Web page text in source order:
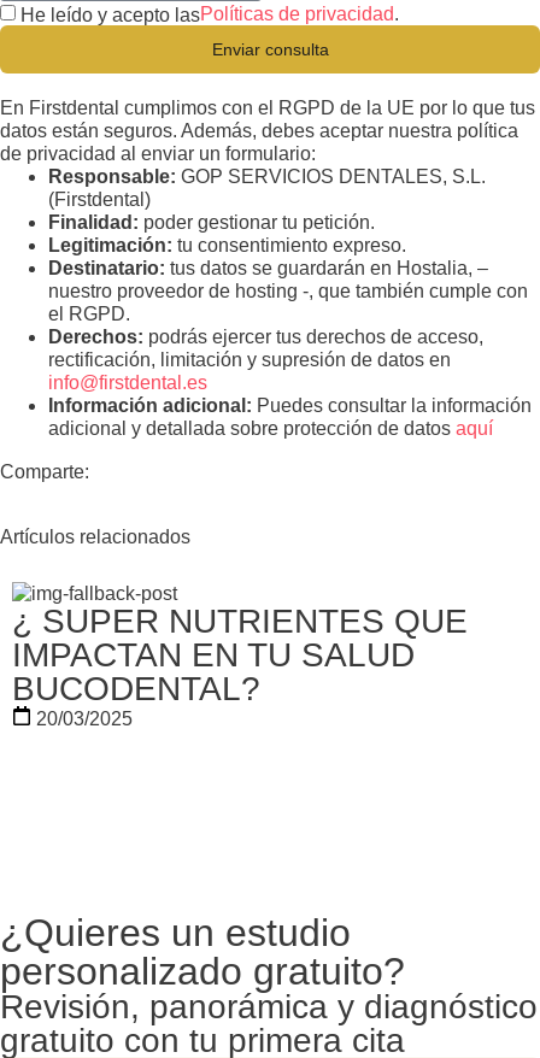
He leído y acepto lasPolíticas de privacidad.
Enviar consulta
En Firstdental cumplimos con el RGPD de la UE por lo que tus
datos están seguros. Además, debes aceptar nuestra política
de privacidad al enviar un formulario:
Responsable: GOP SERVICIOS DENTALES, S.L.
(Firstdental)
Finalidad: poder gestionar tu petición.
Legitimación: tu consentimiento expreso.
Destinatario: tus datos se guardarán en Hostalia, –
nuestro proveedor de hosting -, que también cumple con
el RGPD.
Derechos: podrás ejercer tus derechos de acceso,
rectificación, limitación y supresión de datos en
info@firstdental.es
Información adicional: Puedes consultar la información
adicional y detallada sobre protección de datos aquí
Comparte:
Artículos relacionados
¿ SUPER NUTRIENTES QUE
IMPACTAN EN TU SALUD
BUCODENTAL?
20/03/2025
¿Quieres un estudio
personalizado gratuito?
Revisión, panorámica y diagnóstico
gratuito con tu primera cita